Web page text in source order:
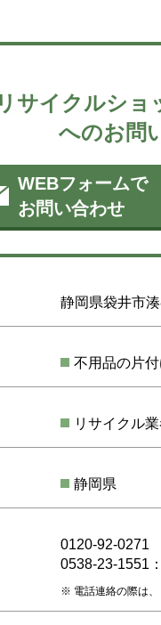
リサイクルシ
へのお問
WEBフォームで
お問い合わせ
静岡県袋井市
不用品の片付
リサイクル
静岡県
0120-92-0271
0538-23-1551
電話連絡の際は